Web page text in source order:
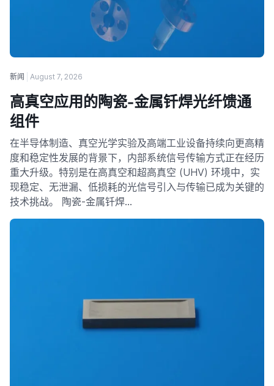
新闻 August 7, 2026
高真空应用的陶瓷-金属钎焊光纤馈通
组件
在半导体制造、真空光学实验及高端工业设备持续向更高精
度和稳定性发展的背景下，内部系统信号传输方式正在经历
重大升级。特别是在高真空和超高真空 (UHV) 环境中，实
现稳定、无泄漏、低损耗的光信号引入与传输已成为关键的
技术挑战。 陶瓷-金属钎焊…